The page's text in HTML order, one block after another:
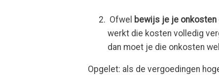
Ofwel bewijs je je onkosten
werkt die kosten volledig
dan moet je die onkosten
Opgelet: als de vergoedingen